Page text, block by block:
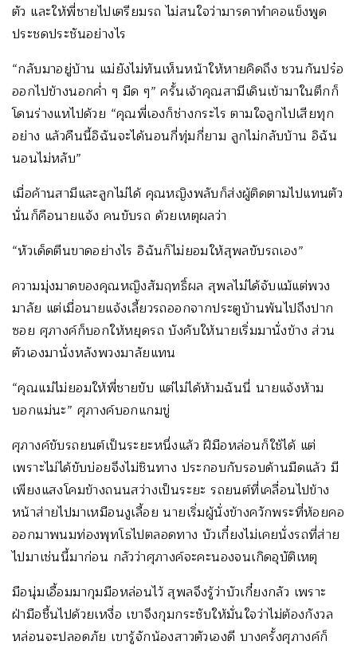
ตัว และให้พี่ชายไปเตรียมรถ ไม่สนใจว่ามารดาทำคอแข็งพูด
ประชดประชันอย่างไร
“กลับมาอยู่บ้าน แม่ยังไม่ทันเห็นหน้าให้หายคิดถึง ชวนกันปร๋อ
ออกไปข้างนอกค่ำ ๆ มืด ๆ” ครั้นเจ้าคุณสามีเดินเข้ามาในตึกก็
โดนร่างแหไปด้วย “คุณพี่เองก็ช่างกระไร ตามใจลูกไปเสียทุก
อย่าง แล้วคืนนี้อิฉันจะได้นอนกี่ทุ่มกี่ยาม ลูกไม่กลับบ้าน อิฉัน
นอนไม่หลับ”
เมื่อค้านสามีและลูกไม่ได้ คุณหญิงพลับก็ส่งผู้ติดตามไปแทนตัว
นั่นก็คือนายแจ้ง คนขับรถ ด้วยเหตุผลว่า
“หัวเด็ดตีนขาดอย่างไร อิฉันก็ไม่ยอมให้สุพลขับรถเอง”
ความมุ่งมาดของคุณหญิงสัมฤทธิ์ผล สุพลไม่ได้จับแม้แต่พวง
มาลัย แต่เมื่อนายแจ้งเลี้ยวรถออกจากประตูบ้านพ้นไปถึงปาก
ซอย ศุภางค์ก็บอกให้หยุดรถ บังคับให้นายเริ่มมานั่งข้าง ส่วน
ตัวเองมานั่งหลังพวงมาลัยแทน
“คุณแม่ไม่ยอมให้พี่ชายขับ แต่ไม่ได้ห้ามฉันนี่ นายแจ้งห้าม
บอกแม่นะ” ศุภางค์บอกแกมขู่
ศุภางค์ขับรถยนต์เป็นระยะหนึ่งแล้ว ฝีมือหล่อนก็ใช้ได้ แต่
เพราะไม่ได้ขับบ่อยจึงไม่ชินทาง ประกอบกับรอบด้านมืดแล้ว มี
เพียงแสงโคมข้างถนนสว่างเป็นระยะ รถยนต์ที่เคลื่อนไปข้าง
หน้าส่ายไปมาเหมือนงูเลื้อย นายเริ่มผู้นั่งข้างควักพระที่ห้อยคอ
ออกมาพนมท่องพุทโธไปตลอดทาง บัวเกี๋ยงไม่เคยนั่งรถที่ส่าย
ไปมาเช่นนี้มาก่อน กลัวว่าศุภางค์จะคะนองจนเกิดอุบัติเหตุ
มือนุ่มเอื้อมมากุมมือหล่อนไว้ สุพลจึงรู้ว่าบัวเกี๋ยงกลัว เพราะ
ฝ่ามือชื้นไปด้วยเหงื่อ เขาจึงกุมกระชับให้มั่นใจว่าไม่ต้องกังวล
หล่อนจะปลอดภัย เขารู้จักน้องสาวตัวเองดี บางครั้งศุภางค์ก็